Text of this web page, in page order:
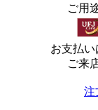
ご用
お支払
ご来
注